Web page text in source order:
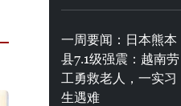
一周要闻：日本熊本
县7.1级强震：越南劳
工勇救老人，一实习
生遇难